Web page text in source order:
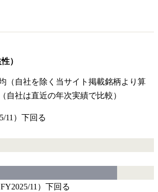
）
（自社を除く当サイト掲載銘柄より算
自社は直近の年次実績で比較）
11 ） 下回る
FY2025/11 ） 下回る